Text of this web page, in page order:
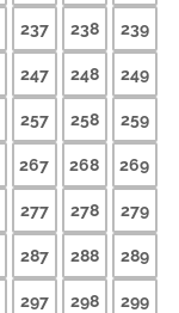
237 238 239
247 248 249
257 258 259
267 268 269
277 278 279
287 288 289
297 298 299